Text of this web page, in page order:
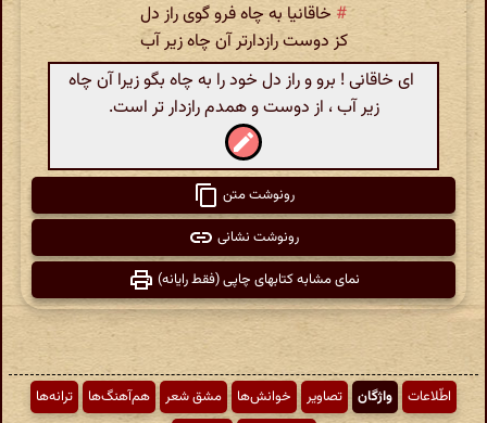
# خاقانیا به چاه فرو گوی راز دل
کز دوست رازدارتر آن چاه زیر آب
ای خاقانی ! برو و راز دل خود را به چاه بگو زیرا آن چاه
زیر آب ، از دوست و همدم رازدار تر است.
رونوشت متن
رونوشت نشانی
نمای مشابه کتابهای چاپی (فقط رایانه)
اطّلاعات واژگان تصاویر خوانش‌ها مشق شعر هم‌آهنگ‌ها
ترانه‌ها